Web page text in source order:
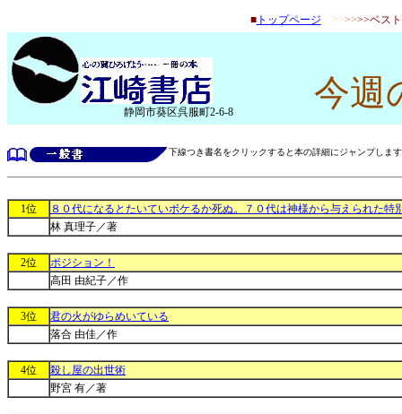
■トップページ >>>>>>ベス
静岡市葵区呉服町2-6-8 今週の
下線つき書名をクリックすると本の詳細にジャンプしま
1位
８０代になるとたいていボケるか死ぬ。７０代は神様から与えられた特
林 真理子／著
2位
ポジション！
高田 由紀子／作
3位
君の火がゆらめいている
落合 由佳／作
4位
殺し屋の出世術
野宮 有／著